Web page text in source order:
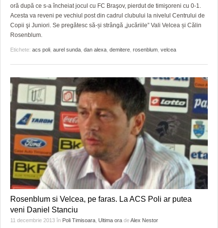
oră după ce s-a încheiat jocul cu FC Braşov, pierdut de timişoreni cu 0-1.
Acesta va reveni pe vechiul post din cadrul clubului la nivelul Centrului de
Copii şi Juniori. Se pregătesc să-și strângă „jucăriile” Vali Velcea și Călin
Rosenblum.
Etichete: acs poli aurel sunda dan alexa demitere rosenblum velcea
Rosenblum si Velcea, pe faras. La ACS Poli ar putea
veni Daniel Stanciu
11 decembrie 2013 în Poli Timisoara Ultima ora deAlex Nestor